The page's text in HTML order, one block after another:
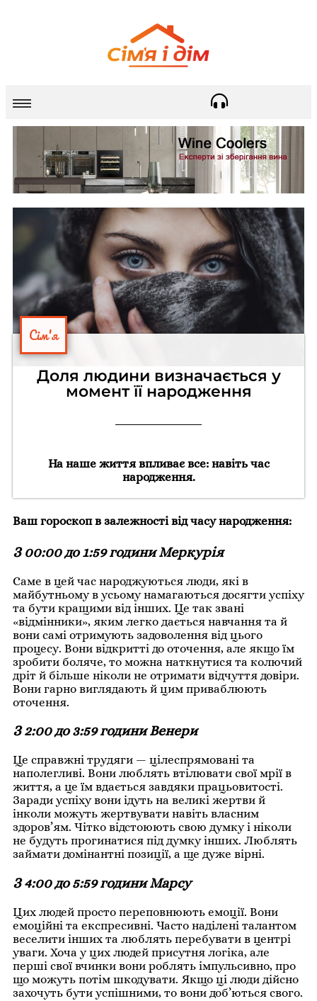
Сім'я
Доля людини визначається у
момент її народження
На наше життя впливає все: навіть час
народження.
Ваш гороскоп в залежності від часу народження:
З 00:00 до 1:59 години Меркурія
Саме в цей час народжуються люди, які в
майбутньому в усьому намагаються досягти успіху
та бути кращими від інших. Це так звані
«відмінники», яким легко дається навчання та й
вони самі отримують задоволення від цього
процесу. Вони відкритті до оточення, але якщо їм
зробити боляче, то можна наткнутися та колючий
дріт й більше ніколи не отримати відчуття довіри.
Вони гарно виглядають й цим приваблюють
оточення.
З 2:00 до 3:59 години Венери
Це справжні трудяги — цілеспрямовані та
наполегливі. Вони люблять втілювати свої мрії в
життя, а це їм вдається завдяки працьовитості.
Заради успіху вони ідуть на великі жертви й
інколи можуть жертвувати навіть власним
здоров’ям. Чітко відстоюють свою думку і ніколи
не будуть прогинатися під думку інших. Люблять
займати домінантні позиції, а ще дуже вірні.
З 4:00 до 5:59 години Марсу
Цих людей просто переповнюють емоції. Вони
емоційні та експресивні. Часто наділені талантом
веселити інших та люблять перебувати в центрі
уваги. Хоча у цих людей присутня логіка, але
перші свої вчинки вони роблять імпульсивно, про
що можуть потім шкодувати. Якщо ці люди дійсно
захочуть бути успішними, то вони доб’ються свого.